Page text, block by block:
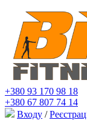
+380 93 170 98 18
+380 67 807 74 14
Входу /